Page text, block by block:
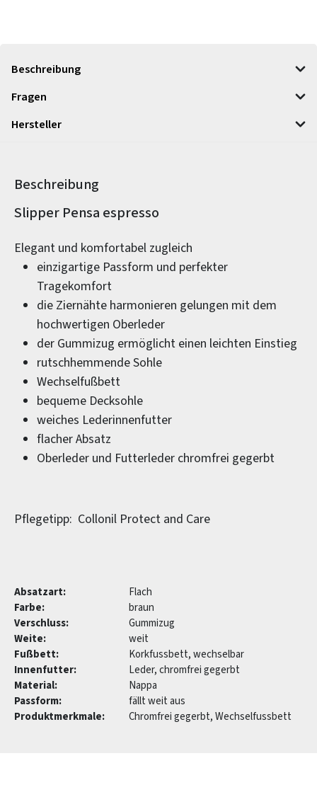
Beschreibung
Fragen
Hersteller
Beschreibung
Produktinformationen
Slipper Pensa espresso
Elegant und komfortabel zugleich
einzigartige Passform und perfekter
Tragekomfort
die Ziernähte harmonieren gelungen mit dem
hochwertigen Oberleder
der Gummizug ermöglicht einen leichten Einstieg
rutschhemmende Sohle
Wechselfußbett
bequeme Decksohle
weiches Lederinnenfutter
flacher Absatz
Oberleder und Futterleder chromfrei gegerbt
Pflegetipp: Collonil Protect and Care
Absatzart:
Flach
Farbe:
braun
Verschluss:
Gummizug
Weite:
weit
Fußbett:
Korkfussbett, wechselbar
Innenfutter:
Leder, chromfrei gegerbt
Material:
Nappa
Passform:
fällt weit aus
Produktmerkmale:
Chromfrei gegerbt, Wechselfussbett